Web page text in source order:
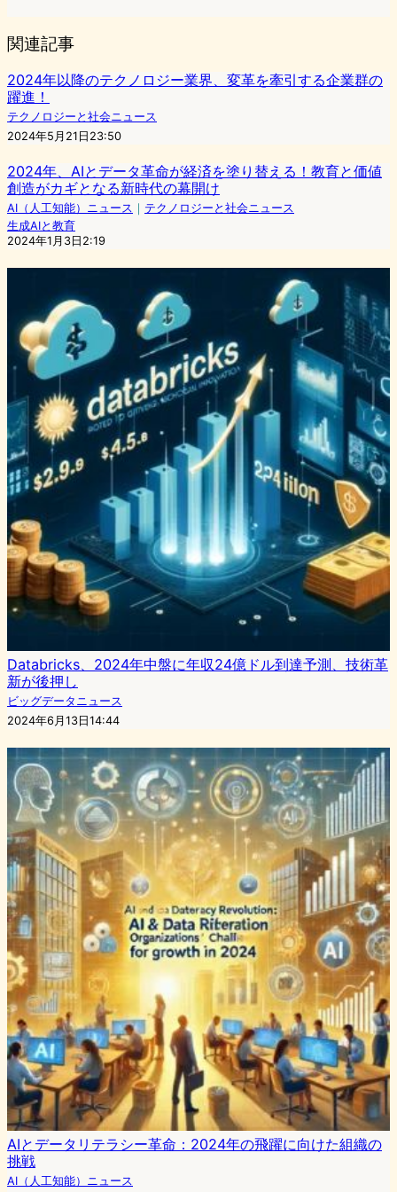
関連記事
2024年以降のテクノロジー業界、変革を牽引する企業群の
躍進！
テクノロジーと社会ニュース
2024年5月21日23:50
2024年、AIとデータ革命が経済を塗り替える！教育と価値
創造がカギとなる新時代の幕開け
AI（人工知能）ニュース ｜ テクノロジーと社会ニュース
生成AIと教育
2024年1月3日2:19
Databricks、2024年中盤に年収24億ドル到達予測、技術革
新が後押し
ビッグデータニュース
2024年6月13日14:44
AIとデータリテラシー革命：2024年の飛躍に向けた組織の
挑戦
AI（人工知能）ニュース